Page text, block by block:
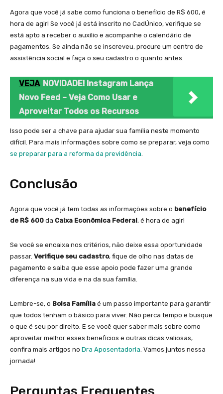
Agora que você já sabe como funciona o benefício de R$ 600, é
hora de agir! Se você já está inscrito no CadÚnico, verifique se
está apto a receber o auxílio e acompanhe o calendário de
pagamentos. Se ainda não se inscreveu, procure um centro de
assistência social e faça o seu cadastro o quanto antes.
VEJA NOVIDADE! Instagram Lança
Novo Feed – Veja Como Usar e
Aproveitar Todos os Recursos
Isso pode ser a chave para ajudar sua família neste momento
difícil. Para mais informações sobre como se preparar, veja como
se preparar para a reforma da previdência.
Conclusão
Agora que você já tem todas as informações sobre o benefício
de R$ 600 da Caixa Econômica Federal, é hora de agir!
Se você se encaixa nos critérios, não deixe essa oportunidade
passar. Verifique seu cadastro, fique de olho nas datas de
pagamento e saiba que esse apoio pode fazer uma grande
diferença na sua vida e na da sua família.
Lembre-se, o Bolsa Família é um passo importante para garantir
que todos tenham o básico para viver. Não perca tempo e busque
o que é seu por direito. E se você quer saber mais sobre como
aproveitar melhor esses benefícios e outras dicas valiosas,
confira mais artigos no Dra Aposentadoria. Vamos juntos nessa
jornada!